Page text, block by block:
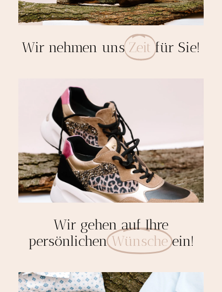
Wir nehmen uns Zeit für Sie!
Wir gehen auf Ihre
persönlichenWünsche ein!